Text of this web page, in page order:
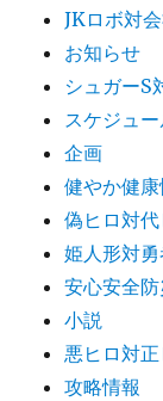
JKロボ対
お知らせ
シュガーS
スケジュ
企画
健やか健康
偽ヒロ対代
姫人形対
安心安全
小説
悪ヒロ対正
攻略情報